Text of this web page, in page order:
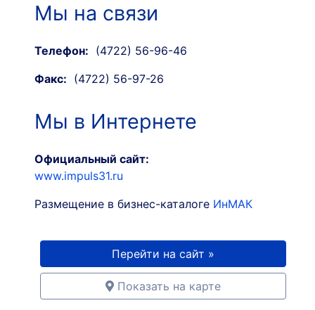
Мы на связи
Телефон: (4722) 56-96-46
Факс: (4722) 56-97-26
Мы в Интернете
Официальный сайт:
www.impuls31.ru
Размещение в бизнес-каталоге ИнМАК
Перейти на сайт »
Показать на карте